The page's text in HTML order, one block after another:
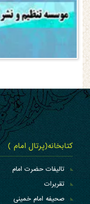
کتابخانه(پرتال امام )
تالیفات حضرت امام
تقریرات
صحیفه امام خمینی